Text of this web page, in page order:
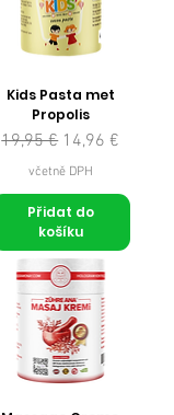
Kids Pasta met
Propolis
Běžná cena
19,95 € Zvýhodněná
14,96 €
včetně DPH
Přidat do
košíku